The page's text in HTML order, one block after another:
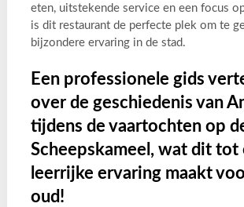
eten, uitstekende service en een focus
is dit restaurant de perfecte plek om te
bijzondere ervaring in de stad.
Een professionele gids
over de geschiedenis van
tijdens de vaartochten op
Scheepskameel, wat dit tot
leerrijke ervaring maakt
oud!